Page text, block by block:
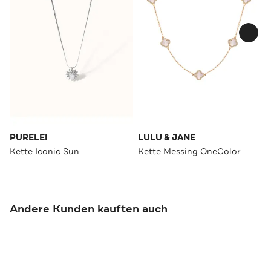
PURELEI
Kette Iconic Sun
LULU & JANE
Kette Messing OneColor
Andere Kunden kauften auch